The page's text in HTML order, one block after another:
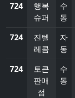
724
행복
슈퍼
수
동
724
진텔
레콤
자
동
724
토큰
판매
점
수
동